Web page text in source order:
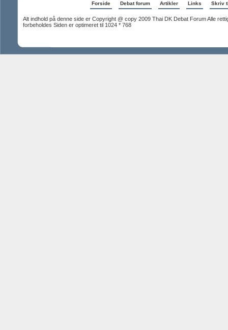
Forside Debat forum Artikler Links Skriv
Alt indhold på denne side er Copyright @ copy 2009 Thai DK Debat Forum Alle
forbeholdes Siden er optimeret til 1024 * 768